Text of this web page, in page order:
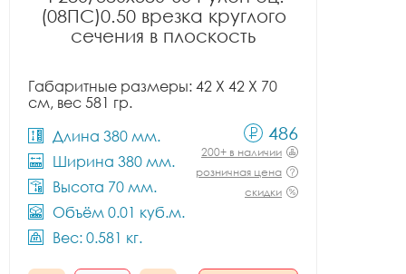
(08ПС)0.50 врезка круглого
сечения в плоскость
Габаритные размеры: 42 X 42 X 70
см, вес 581 гр.
Длина 380 мм.
Ширина 380 мм.
Высота 70 мм.
Объём 0.01 куб.м.
Вес: 0.581 кг.
486
200+ в наличии
розничная цена
скидки